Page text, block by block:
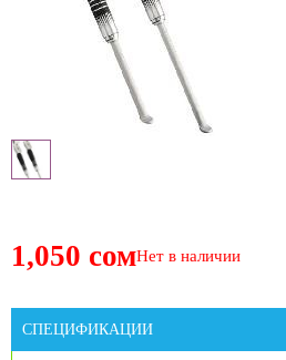
1,050 сомНет в наличии
СПЕЦИФИКАЦИИ